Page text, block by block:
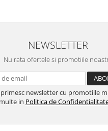
NEWSLETTER
Nu rata ofertele si promotiile
primesc newsletter cu promotiile
in Politica de